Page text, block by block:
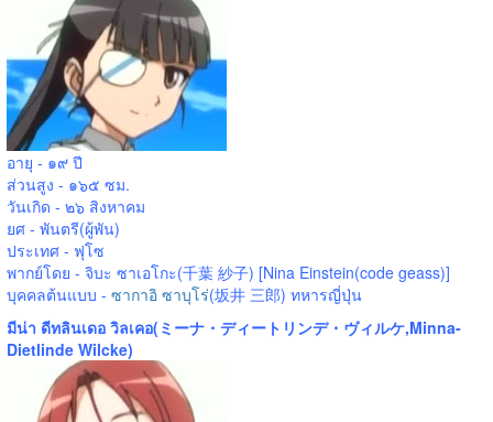
อายุ - ๑๙ ปี
ส่วนสูง - ๑๖๕ ซม.
วันเกิด - ๒๖ สิงหาคม
ยศ - พันตรี(ผู้พัน)
ประเทศ - ฟุโซ
พากย์โดย - จิบะ ซาเอโกะ(千葉 紗子) [Nina Einstein(code geass)]
บุคคลต้นแบบ - ซากาอิ ซาบุโร่(坂井 三郎) ทหารญี่ปุ่น
มีน่า ดีทลินเดอ วิลเคอ(ミーナ・ディートリンデ・ヴィルケ,Minna-
Dietlinde Wilcke)